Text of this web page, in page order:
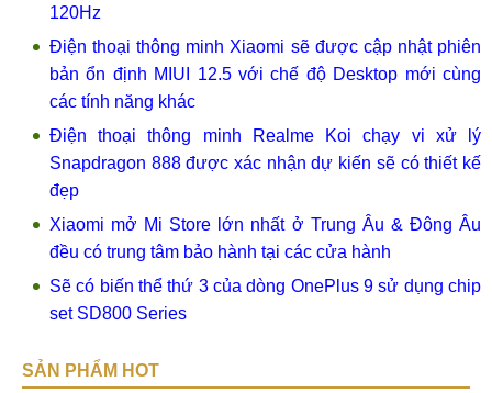
120Hz
Điện thoại thông minh Xiaomi sẽ được cập nhật phiên
bản ổn định MIUI 12.5 với chế độ Desktop mới cùng
các tính năng khác
Điện thoại thông minh Realme Koi chạy vi xử lý
Snapdragon 888 được xác nhận dự kiến ​​sẽ có thiết kế
đẹp
Xiaomi mở Mi Store lớn nhất ở Trung Âu & Đông Âu
đều có trung tâm bảo hành tại các cửa hành
Sẽ có biến thể thứ 3 của dòng OnePlus 9 sử dụng chip
set SD800 Series
SẢN PHẨM HOT